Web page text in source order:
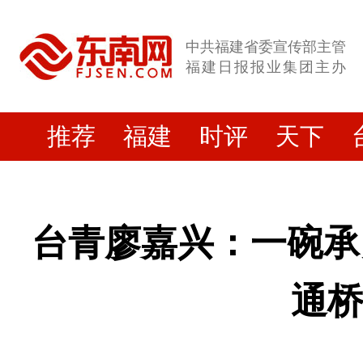
中共福建省委宣传部主管
福建日报报业集团主办
推荐 福建 时评 天下
台青廖嘉兴：一碗
通桥